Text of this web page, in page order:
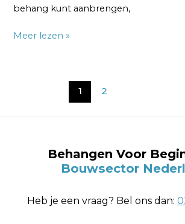
behang kunt aanbrengen,
Meer lezen »
1 2
Behangen Voor
Bouwsector
Heb je een vraag? Bel ons dan: